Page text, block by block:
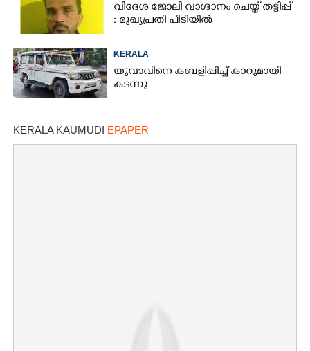
വിദേശ ജോലി വാഗ്ദാനം ചെയ്ത് തട്ടിപ്പ്
: മുഖ്യപ്രതി പിടിയിൽ
KERALA
യുവാവിനെ കബളിപ്പിച്ച് കാറുമായി
കടന്നു
KERALA KAUMUDI EPAPER